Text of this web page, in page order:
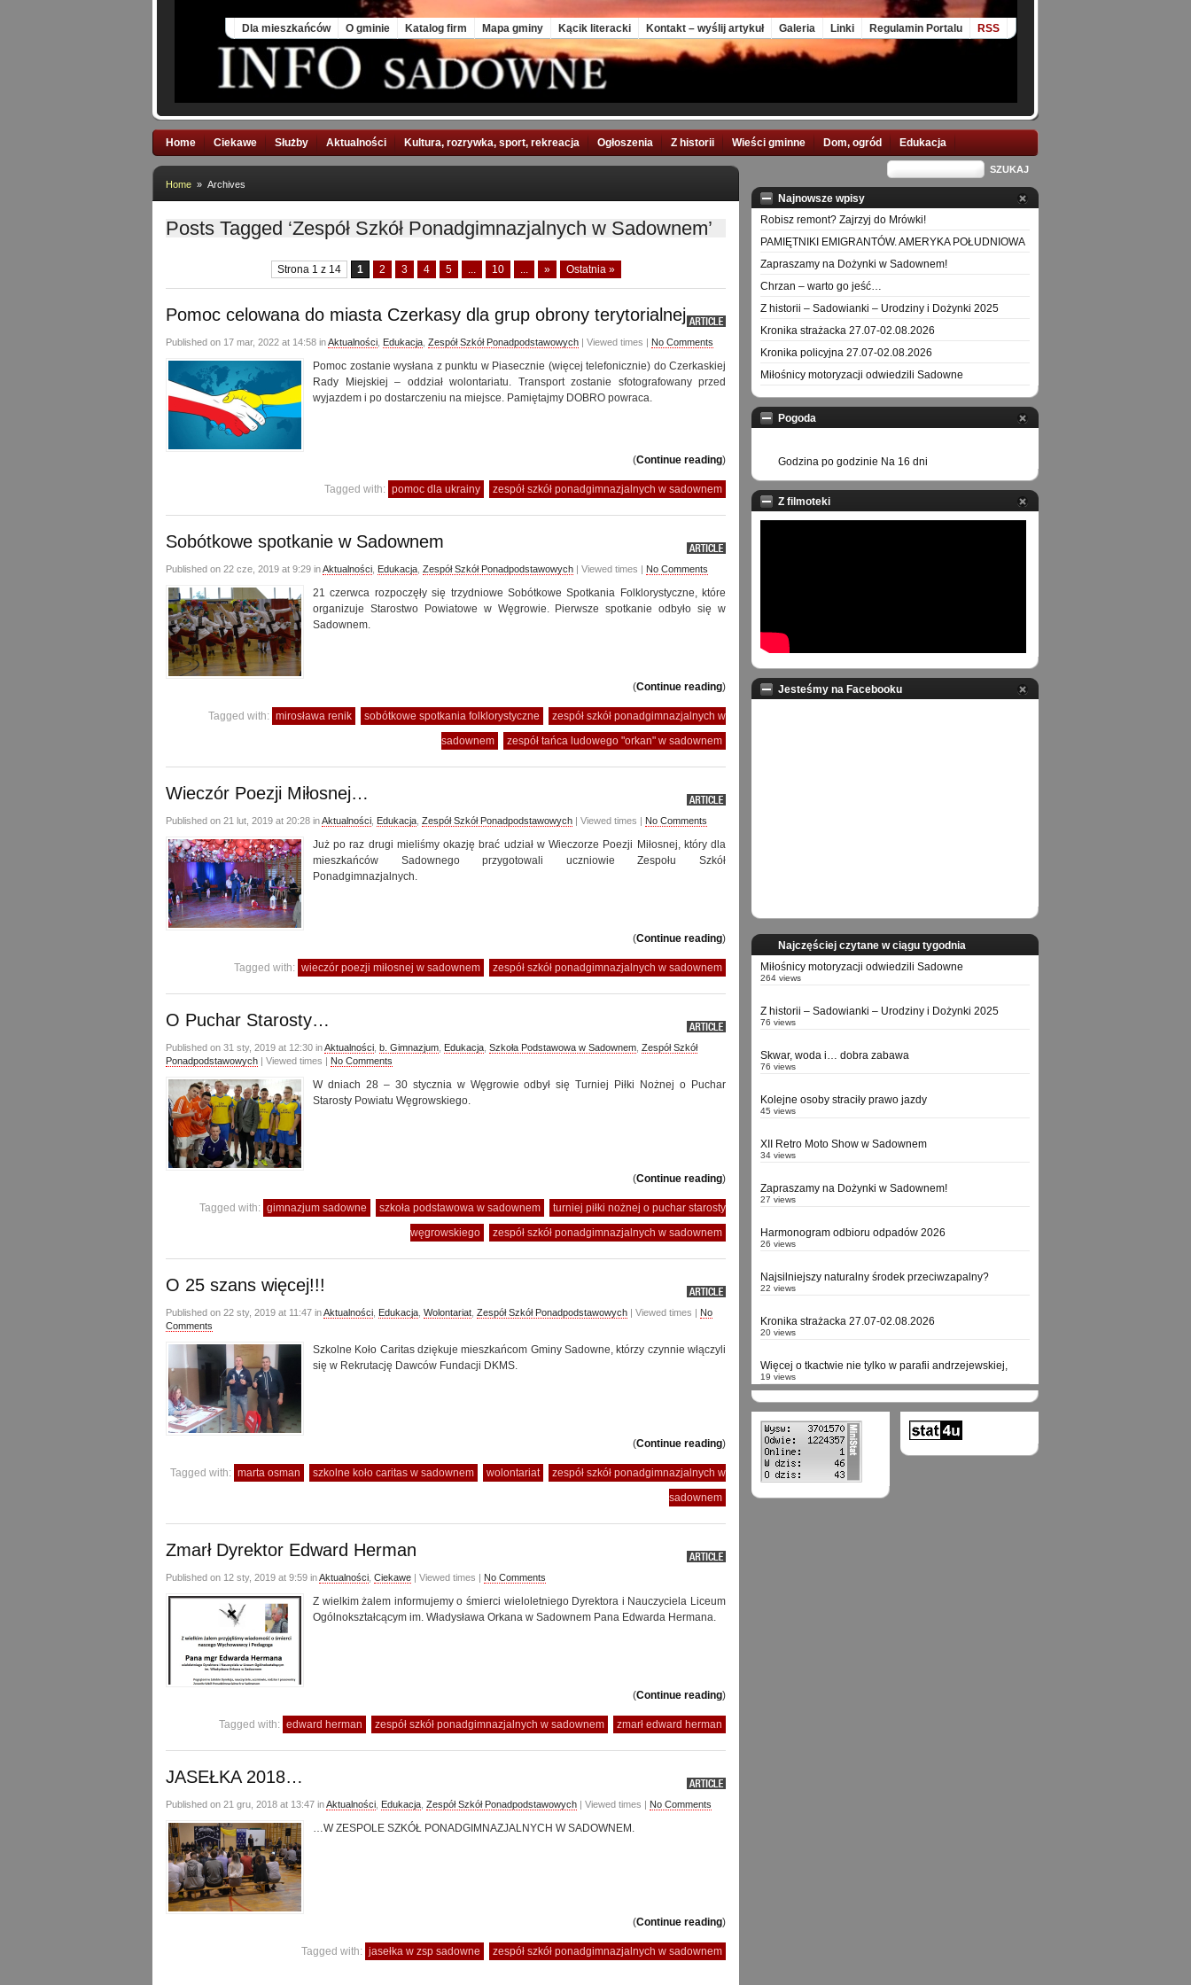
Dla mieszkańców O gminie Katalog firm Mapa gminy Kącik literacki Kontakt – wyślij artykuł Galeria Linki Regulamin Portalu RSS
Home Ciekawe Służby Aktualności Kultura, rozrywka, sport, rekreacja Ogłoszenia Z historii Wieści gminne Dom, ogród Edukacja
Home » Archives
Posts Tagged ‘Zespół Szkół Ponadgimnazjalnych w Sadownem’
Strona 1 z 14 1 2 3 4 5 ... 10 ... » Ostatnia »
Pomoc celowana do miasta Czerkasy dla grup obrony terytorialnej
Published on 17 mar, 2022 at 14:58 inAktualności Edukacja Zespół Szkół Ponadpodstawowych | Viewed times | No Comments
Pomoc zostanie wysłana z punktu w Piasecznie (więcej telefonicznie) do Czerkaskiej
Rady Miejskiej – oddział wolontariatu. Transport zostanie sfotografowany przed
wyjazdem i po dostarczeniu na miejsce. Pamiętajmy DOBRO powraca.
(Continue reading)
Tagged with: pomoc dla ukrainy zespół szkół ponadgimnazjalnych w sadownem
Sobótkowe spotkanie w Sadownem
Published on 22 cze, 2019 at 9:29 inAktualności Edukacja Zespół Szkół Ponadpodstawowych | Viewed times | No Comments
21 czerwca rozpoczęły się trzydniowe Sobótkowe Spotkania Folklorystyczne, które
organizuje Starostwo Powiatowe w Węgrowie. Pierwsze spotkanie odbyło się w
Sadownem.
(Continue reading)
Tagged with: mirosława renik sobótkowe spotkania folklorystyczne
zespół szkół ponadgimnazjalnych w
sadownem
zespół tańca ludowego "orkan" w sadownem
Wieczór Poezji Miłosnej…
Published on 21 lut, 2019 at 20:28 inAktualności Edukacja Zespół Szkół Ponadpodstawowych | Viewed times | No Comments
Już po raz drugi mieliśmy okazję brać udział w Wieczorze Poezji Miłosnej, który dla
mieszkańców Sadownego przygotowali uczniowie Zespołu Szkół
Ponadgimnazjalnych.
(Continue reading)
Tagged with: wieczór poezji miłosnej w sadownem zespół szkół ponadgimnazjalnych w sadownem
O Puchar Starosty…
Published on 31 sty, 2019 at 12:30 inAktualności b. Gimnazjum Edukacja Szkoła Podstawowa w Sadownem Zespół Szkół
Ponadpodstawowych | Viewed times | No Comments
W dniach 28 – 30 stycznia w Węgrowie odbył się Turniej Piłki Nożnej o Puchar
Starosty Powiatu Węgrowskiego.
(Continue reading)
Tagged with: gimnazjum sadowne szkoła podstawowa w sadownem
turniej piłki nożnej o puchar starosty
węgrowskiego
zespół szkół ponadgimnazjalnych w sadownem
O 25 szans więcej!!!
Published on 22 sty, 2019 at 11:47 inAktualności Edukacja Wolontariat Zespół Szkół Ponadpodstawowych | Viewed times | No
Comments
Szkolne Koło Caritas dziękuje mieszkańcom Gminy Sadowne, którzy czynnie włączyli
się w Rekrutację Dawców Fundacji DKMS.
(Continue reading)
Tagged with: marta osman szkolne koło caritas w sadownem wolontariat
zespół szkół ponadgimnazjalnych w
sadownem
Zmarł Dyrektor Edward Herman
Published on 12 sty, 2019 at 9:59 inAktualności Ciekawe | Viewed times | No Comments
Z wielkim żalem informujemy o śmierci wieloletniego Dyrektora i Nauczyciela Liceum
Ogólnokształcącym im. Władysława Orkana w Sadownem Pana Edwarda Hermana.
(Continue reading)
Tagged with: edward herman zespół szkół ponadgimnazjalnych w sadownem zmarł edward herman
JASEŁKA 2018…
Published on 21 gru, 2018 at 13:47 inAktualności Edukacja Zespół Szkół Ponadpodstawowych | Viewed times | No Comments
…W ZESPOLE SZKÓŁ PONADGIMNAZJALNYCH W SADOWNEM.
(Continue reading)
Tagged with: jasełka w zsp sadowne zespół szkół ponadgimnazjalnych w sadownem
Najnowsze wpisy
Robisz remont? Zajrzyj do Mrówki!
PAMIĘTNIKI EMIGRANTÓW. AMERYKA POŁUDNIOWA
Zapraszamy na Dożynki w Sadownem!
Chrzan – warto go jeść…
Z historii – Sadowianki – Urodziny i Dożynki 2025
Kronika strażacka 27.07-02.08.2026
Kronika policyjna 27.07-02.08.2026
Miłośnicy motoryzacji odwiedzili Sadowne
Pogoda
Godzina po godzinie Na 16 dni
Z filmoteki
Jesteśmy na Facebooku
Najczęściej czytane w ciągu tygodnia
Miłośnicy motoryzacji odwiedzili Sadowne
264 views
Z historii – Sadowianki – Urodziny i Dożynki 2025
76 views
Skwar, woda i… dobra zabawa
76 views
Kolejne osoby straciły prawo jazdy
45 views
XII Retro Moto Show w Sadownem
34 views
Zapraszamy na Dożynki w Sadownem!
27 views
Harmonogram odbioru odpadów 2026
26 views
Najsilniejszy naturalny środek przeciwzapalny?
22 views
Kronika strażacka 27.07-02.08.2026
20 views
Więcej o tkactwie nie tylko w parafii andrzejewskiej,
19 views